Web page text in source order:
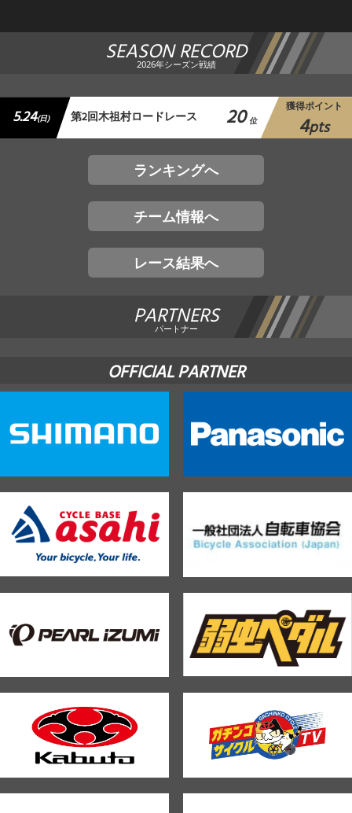
SEASON RECORD
2026年シーズン戦績
5.24(日) 第2回木祖村ロードレース 20 位
獲得ポイント
4pts
ランキングへ
チーム情報へ
レース結果へ
PARTNERS
パートナー
OFFICIAL PARTNER